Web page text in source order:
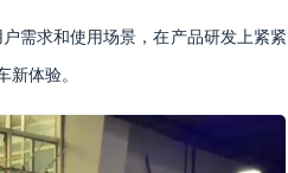
需求和使用场景，在产品研发上紧紧
体验。